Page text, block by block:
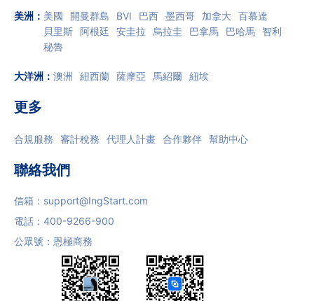
美洲 ： 美國 開曼群島 BVI 巴西 墨西哥 加拿大
百慕達
貝里斯 阿根廷 安圭拉 烏拉圭 巴拿馬 巴哈馬
智利
秘魯
大洋洲 ： 澳洲 紐西蘭 薩摩亞 馬紹爾 紐埃
更多
合規服務 審計稅務 代理人計畫 合作夥伴 幫助中心
聯絡我們
信箱： support@IngStart.com
電話： 400-9266-900
公眾號：恩極商務